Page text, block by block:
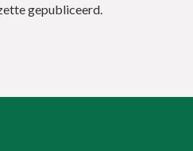
gepubliceerd.